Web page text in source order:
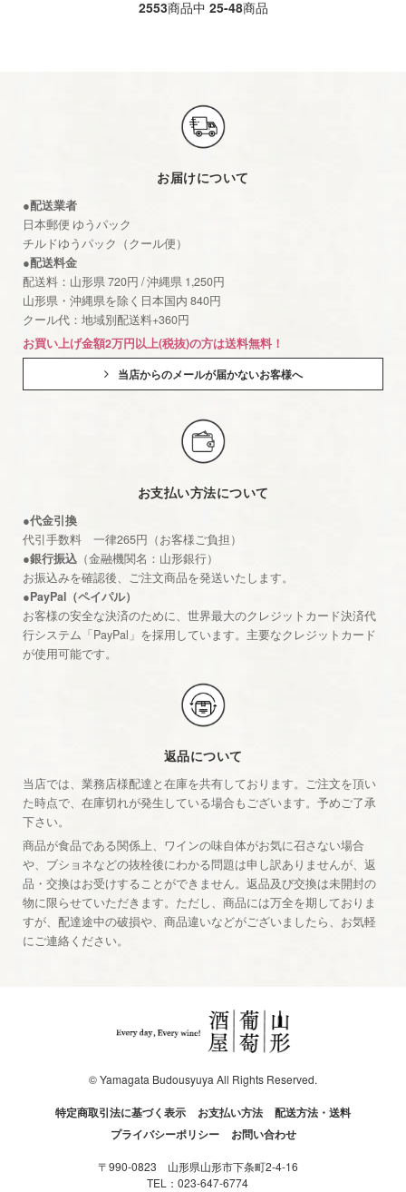
2553商品中 25-48商品
お届けについて
●配送業者
日本郵便 ゆうパック
チルドゆうパック（クール便）
●配送料金
配送料：山形県 720円 / 沖縄県 1,250円
山形県・沖縄県を除く日本国内 840円
クール代：地域別配送料+360円
お買い上げ金額2万円以上(税抜)の方は送料無料！
当店からのメールが届かないお客様へ
お支払い方法について
●代金引換
代引手数料 一律265円（お客様ご負担）
●銀行振込 （金融機関名：山形銀行）
お振込みを確認後、ご注文商品を発送いたします。
●PayPal（ペイパル）
お客様の安全な決済のために、世界最大のクレジットカード決済代
行システム「PayPal」を採用しています。主要なクレジットカード
が使用可能です。
返品について
当店では、業務店様配達と在庫を共有しております。ご注文を頂い
た時点で、在庫切れが発生している場合もございます。予めご了承
下さい。
商品が食品である関係上、ワインの味自体がお気に召さない場合
や、ブショネなどの抜栓後にわかる問題は申し訳ありませんが、返
品・交換はお受けすることができません。返品及び交換は未開封の
物に限らせていただきます。ただし、商品には万全を期しておりま
すが、配達途中の破損や、商品違いなどがございましたら、お気軽
にご連絡ください。
© Yamagata Budousyuya All Rights Reserved.
特定商取引法に基づく表示 お支払い方法
配送方法・送料
プライバシーポリシー
お問い合わせ
〒990-0823 山形県山形市下条町2-4-16
TEL： 023-647-6774